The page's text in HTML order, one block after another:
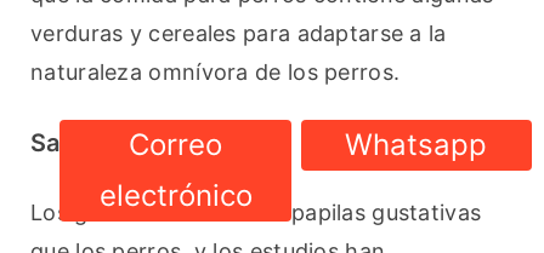
verduras y cereales para adaptarse a la
naturaleza omnívora de los perros.
Sabor
Los gatos tienen menos papilas gustativas
Correo
electrónico
Whatsapp